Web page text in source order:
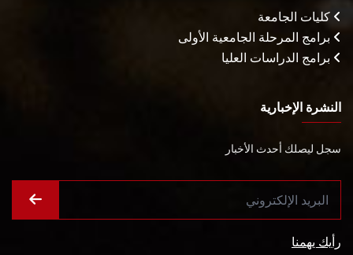
كليات الجامعة
برامج المرحلة الجامعية الأولى
برامج الدراسات العليا
النشرة الإخبارية
سجل ليصلك أحدث الأخبار
رأيك يهمنا